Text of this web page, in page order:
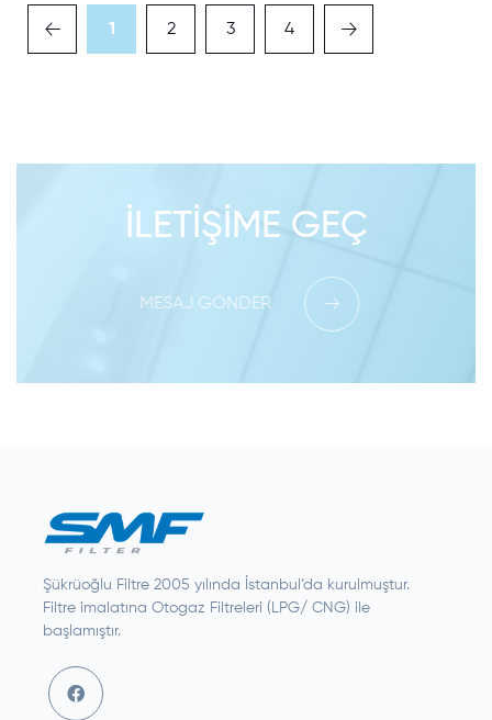
1 2 3 4
İLETIŞIME GEÇ
MESAJ GÖNDER
Şükrüoğlu Filtre 2005 yılında İstanbul’da kurulmuştur.
Filtre imalatına Otogaz Filtreleri (LPG/ CNG) ile
başlamıştır.